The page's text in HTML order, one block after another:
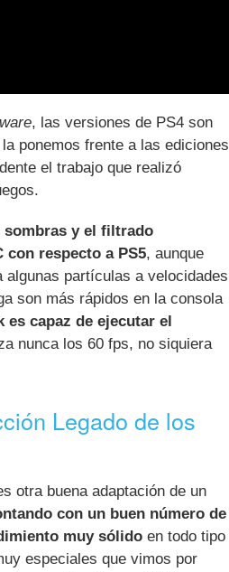
, las versiones de PS4 son
ponemos frente a las ediciones
el trabajo que realizó
sombras y el filtrado
respecto a PS5, aunque
partículas a velocidades
son más rápidos en la consola
es capaz de ejecutar el
nunca los 60 fps, no siquiera
Legado de los
otra buena adaptación de un
con un buen número de
muy sólido en todo tipo
especiales que vimos por